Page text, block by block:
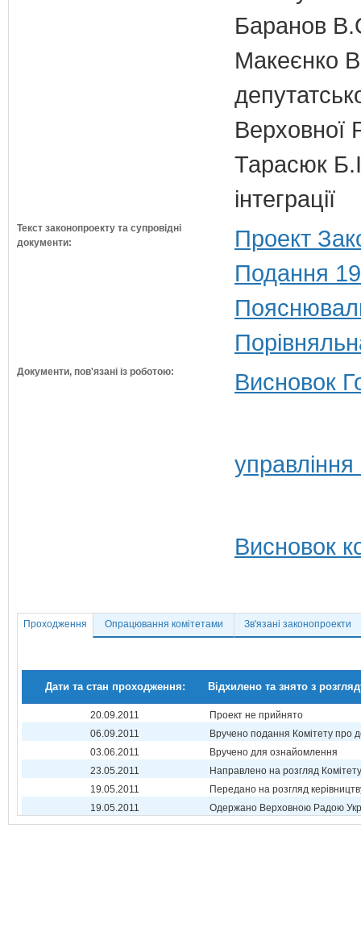
Баранов
Макеєнко
Верховної
Тарасюк
інтеграції
Текст законопроекту та супровідні
документи:
Проект
Подання
Документи, пов'язані із роботою: Висновок
Висновок
Проходження Опрацювання комітетами Зв'язані законопроекти
Дати та стан проходження: Відхилено та знято з
20.09.2011
Проект не прийнято
06.09.2011
Вручено подання Комітету про
03.06.2011
Вручено для ознайомлення
23.05.2011
Направлено на розгляд Комітету
19.05.2011
Передано на розгляд
19.05.2011
Одержано Верховною Радою